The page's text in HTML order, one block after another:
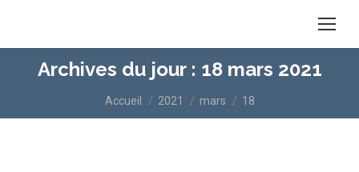
Archives du jour : 18 mars 2021
Vous êtes ici :
Accueil 2021 mars 18